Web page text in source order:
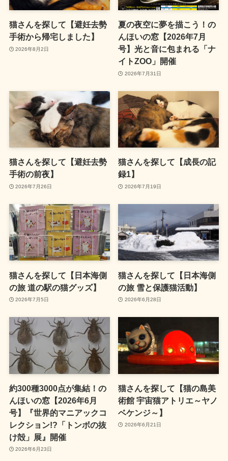
猫さんを探して【避妊去勢
手術から帰宅しました】
2026年8月2日
夏の夜空に夢を描こう！の
んほいの窓【2026年7月
号】光と音に包まれる「ナ
イトZOO」開催
2026年7月31日
猫さんを探して【避妊去勢
手術の前夜】
2026年7月26日
猫さんを探して【成長の記
録1】
2026年7月19日
猫さんを探して【日本海側
の旅 道の駅の猫グッズ】
2026年7月5日
猫さんを探して【日本海側
の旅 雪と保護猫活動】
2026年6月28日
約300種3000点が集結！の
んほいの窓【2026年6月
号】『世界的マニアックコ
レクション!?「トンボの抜
け殻」展』開催
2026年6月23日
猫さんを探して【猫の島美
術館 宇宙猫アトリエ～ヤノ
ベケンジ～】
2026年6月21日